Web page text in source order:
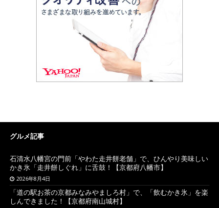
グルメ記事
石清水八幡宮の門前「やわた走井餅老舗」で、ひんやり美味しい
かき氷「走井餅しぐれ」に舌鼓！【京都府八幡市】
2026年8月4日
「道の駅お茶の京都みなみやましろ村」で、「飲むかき氷」を楽
しんできました！【京都府南山城村】